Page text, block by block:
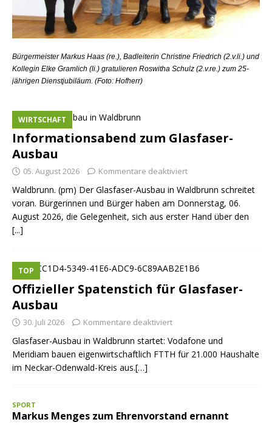
Bürgermeister Markus Haas (re.), Badleiterin Christine Friedrich (2.v.li.) und
Kollegin Elke Gramlich (li.) gratulieren Roswitha Schulz (2.v.re.) zum 25-
jährigen Dienstjubiläum. (Foto: Hofherr)
Informationsabend zum Glasfaser-
Ausbau
WIRTSCHAFT
05. August 2026 Kommentare deaktiviert
Waldbrunn. (pm) Der Glasfaser-Ausbau in Waldbrunn schreitet
voran. Bürgerinnen und Bürger haben am Donnerstag, 06.
August 2026, die Gelegenheit, sich aus erster Hand über den
[...]
Offizieller Spatenstich für Glasfaser-
Ausbau
TOP
30. Juli 2026 Kommentare deaktiviert
Glasfaser-Ausbau in Waldbrunn startet: Vodafone und
Meridiam bauen eigenwirtschaftlich FTTH für 21.000 Haushalte
im Neckar-Odenwald-Kreis aus.[…]
SPORT
Markus Menges zum Ehrenvorstand ernannt